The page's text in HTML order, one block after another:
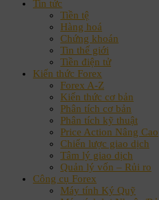
Tin tức
Tiền tệ
Hàng hoá
Chứng khoán
Tin thế giới
Tiền điện tử
Kiến thức Forex
Forex A-Z
Kiến thức cơ bản
Phân tích cơ bản
Phân tích kỹ thuật
Price Action Nâng Cao
Chiến lược giao dịch
Tâm lý giao dịch
Quản lý vốn – Rủi ro
Công cụ Forex
Máy tính Ký Quỹ